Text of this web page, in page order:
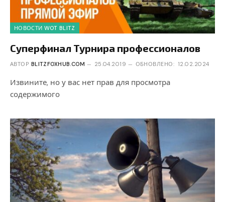
НОВОСТИ WOT BLITZ
Суперфинал Турнира профессионалов
АВТОР BLITZFOXHUB.COM 25.04.2019 ОБНОВЛЕНО: 12.02.2024
Извините, но у вас нет прав для просмотра
содержимого